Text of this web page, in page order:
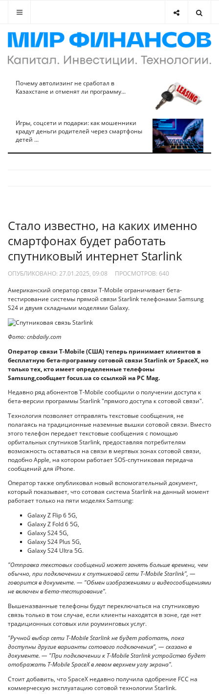
Почему автолизинг не сработал в
Казахстане и отменят ли программу...
Игры, соцсети и подарки: как мошенники
крадут деньги родителей через смартфоны
детей ...
Стало известно, на каких именно
смартфонах будет работать
спутниковый интернет Starlink
ОПУБЛИКОВАНО: 27.01.2025, 09:08 ПРОСМОТРОВ: 640
Американский оператор связи T-Mobile ограничивает бета-
тестирование системы прямой связи Starlink телефонами Samsung
S24 и двумя складными моделями Galaxy.
Фото: cnbdaily.com
Оператор связи T-Mobile (США) теперь принимает клиентов в
бесплатную бета-программу сотовой связи Starlink от SpaceX, но
только тех, кто имеет определенные телефоны
Samsung,сообщает focus.ua со ссылкой на PC Mag.
Недавно ряд абонентов T-Mobile сообщили о получении доступа к
бета-версии программы Starlink "прямого доступа к сотовой связи".
Технология позволяет отправлять текстовые сообщения, не
полагаясь на традиционные наземные вышки сотовой связи. Вместо
этого телефон передает текстовые сообщения с помощью
орбитальных спутников Starlink, предоставляя потребителям
возможность оставаться на связи в мертвых зонах сотовой связи,
подобно Apple, на котором работает SOS-спутниковая передача
сообщений для iPhone.
Оператор также опубликовал новый вспомогательный документ,
который показывает, что сотовая система Starlink на данный момент
работает только на пяти моделях Samsung:
Galaxy Z Flip 6 5G,
Galaxy Z Fold 6 5G,
Galaxy S24 5G,
Galaxy S24 Plus 5G,
Galaxy S24 Ultra 5G.
"Отправка текстовых сообщений может занять больше времени, чем
обычно, при подключении к спутниковой сети T-Mobile Starlink", —
говорится в документе. — "Обмен изображениями и видеосообщениями
не включен в бета-тестирование".
Вышеназванные телефоны будут переключаться на спутниковую
связь только в том случае, если клиенты находятся в зоне, где нет
традиционных сотовых или роуминговых услуг.
"Ручной выбор сети T-Mobile Starlink не будет работать, пока
доступны другие варианты сотового подключения", — сказано в
документе. — "При подключении к T-Mobile Starlink устройство будет
отображать T-Mobile SpaceX в левом верхнем углу экрана".
Стоит добавить, что SpaceX недавно получила одобрение FCC на
коммерческую эксплуатацию сотовой технологии Starlink.